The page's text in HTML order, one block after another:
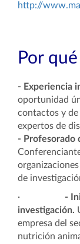
http://
Por
- Experiencia
oportunidad
contactos y
expertos de
- Profesorado
de
·
-
investigación.
empresa del
nutrición